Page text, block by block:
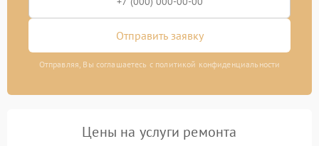
Отправить заявку
Отправляя, Вы соглашаетесь с политикой конфиденциальности
Цены на услуги ремонта